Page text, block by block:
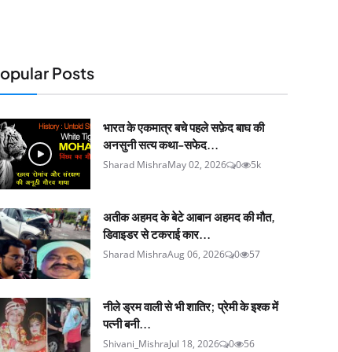
Posts
भारत के एकमात्र बचे पहले सफ़ेद बाघ की
अनसुनी सत्य कथा-सफेद...
Sharad MishraMay 02, 2026 0 5k
अतीक अहमद के बेटे आबान अहमद की मौत,
डिवाइडर से टकराई कार...
Sharad MishraAug 06, 2026 0 57
नीले ड्रम वाली से भी शातिर; प्रेमी के इश्‍क में
पत्नी बनी...
Shivani_MishraJul 18, 2026 0 56